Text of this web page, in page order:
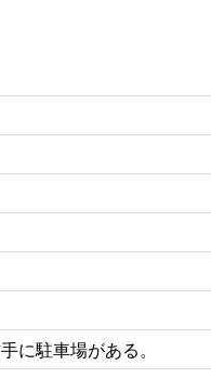
に駐車場がある。